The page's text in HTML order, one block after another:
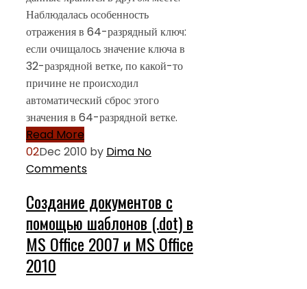
Наблюдалась особенность
отражения в 64-разрядный ключ:
если очищалось значение ключа в
32-разрядной ветке, по какой-то
причине не происходил
автоматический сброс этого
значения в 64-разрядной ветке.
Read More
02Dec 2010 by Dima No
Comments
Создание документов с
помощью шаблонов (.dot) в
MS Office 2007 и MS Office
2010